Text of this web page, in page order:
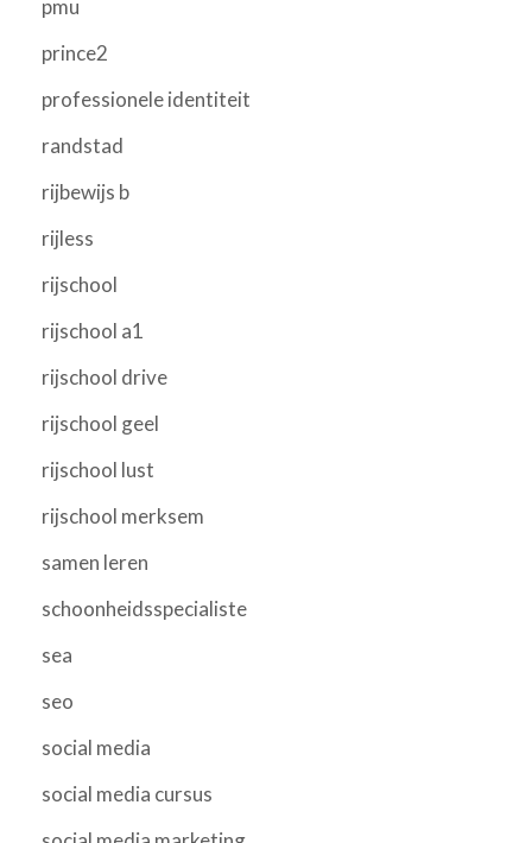
pmu
prince2
professionele identiteit
randstad
rijbewijs b
rijless
rijschool
rijschool a1
rijschool drive
rijschool geel
rijschool lust
rijschool merksem
samen leren
schoonheidsspecialiste
sea
seo
social media
social media cursus